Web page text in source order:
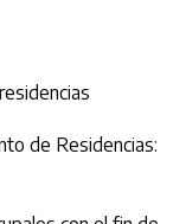
de Residencias: